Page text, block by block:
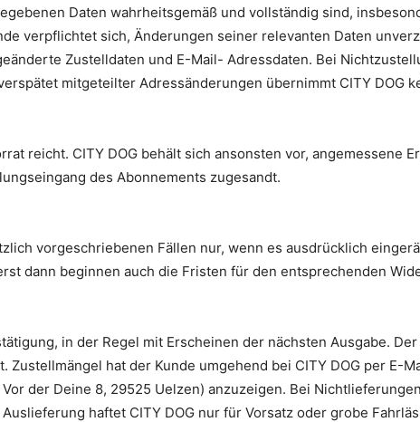
Daten wahrheitsgemäß und vollständig sind,
verpflichtet sich, Änderungen seiner relevanten Daten
Zustelldaten und E-Mail- Adressdaten. Bei
mitgeteilter Adressänderungen übernimmt CITY DOG
reicht. CITY DOG behält sich ansonsten vor, angemessene
des Abonnements zugesandt.
vorgeschriebenen Fällen nur, wenn es ausdrücklich
dann beginnen auch die Fristen für den entsprechenden
in der Regel mit Erscheinen der nächsten Ausgabe.
hat der Kunde umgehend bei CITY DOG per E-
der Deine 8, 29525 Uelzen) anzuzeigen. Bei
haftet CITY DOG nur für Vorsatz oder grobe